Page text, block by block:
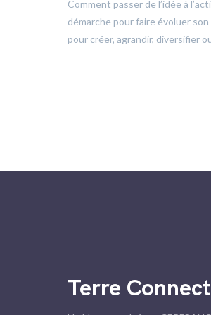
Comment passer de l’idée à
démarche pour faire évoluer
pour créer, agrandir, diversifier
Terre Connect